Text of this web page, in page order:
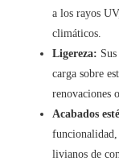
a los rayos
climáticos.
Ligereza:
carga sobre
renovaciones
Acabados
funcionalidad,
livianos de